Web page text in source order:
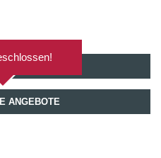
ANZEIGEN
ANGEBOTE